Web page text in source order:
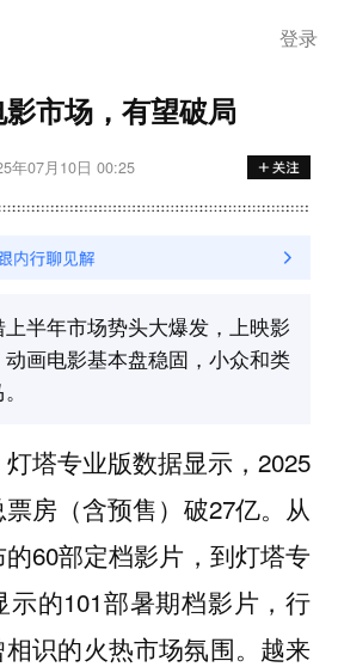
登录
市场，有望破局
年07月10日 00:25
半年市场势头大爆发，上映影
动画电影基本盘稳固，小众和类
塔专业版数据显示，2025
房（含预售）破27亿。从
60部定档影片，到灯塔专
示的101部暑期档影片，行
识的火热市场氛围。越来